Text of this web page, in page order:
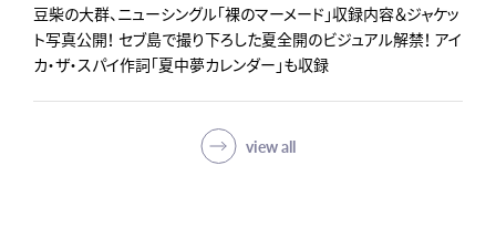
view all
豆柴の大群、ニューシングル「裸のマーメード」収録内容＆ジャケッ
ト写真公開！ セブ島で撮り下ろした夏全開のビジュアル解禁！ アイ
カ・ザ・スパイ作詞「夏中夢カレンダー」も収録